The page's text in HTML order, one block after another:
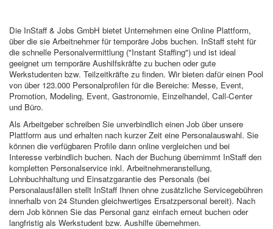
Die InStaff & Jobs GmbH bietet Unternehmen eine Online Plattform,
über die sie Arbeitnehmer für temporäre Jobs buchen. InStaff steht für
die schnelle Personalvermittlung ("Instant Staffing") und ist ideal
geeignet um temporäre Aushilfskräfte zu buchen oder gute
Werkstudenten bzw. Teilzeitkräfte zu finden. Wir bieten dafür einen Pool
von über 123.000 Personalprofilen für die Bereiche: Messe, Event,
Promotion, Modeling, Event, Gastronomie, Einzelhandel, Call-Center
und Büro.
Als Arbeitgeber schreiben Sie unverbindlich einen Job über unsere
Plattform aus und erhalten nach kurzer Zeit eine Personalauswahl. Sie
können die verfügbaren Profile dann online vergleichen und bei
Interesse verbindlich buchen. Nach der Buchung übernimmt InStaff den
kompletten Personalservice inkl. Arbeitnehmeranstellung,
Lohnbuchhaltung und Einsatzgarantie des Personals (bei
Personalausfällen stellt InStaff Ihnen ohne zusätzliche Servicegebühren
innerhalb von 24 Stunden gleichwertiges Ersatzpersonal bereit). Nach
dem Job können Sie das Personal ganz einfach erneut buchen oder
langfristig als Werkstudent bzw. Aushilfe übernehmen.